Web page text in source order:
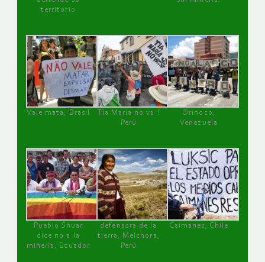
territorio
Vale mata, Brasil
Tía María no va !
Perú
Orinoco,
Venezuela
Pueblo Shuar
dice no a la
minería, Ecuador
defensora de la
tierra, Melchora,
Perú
Caimanes, Chile